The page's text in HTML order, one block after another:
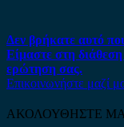
Δεν βρήκατε αυτό
Είμαστε στη
ερώτηση σας.
Επικοινωνήστε μαζί
ΑΚΟΛΟΥΘΗΣΤΕ